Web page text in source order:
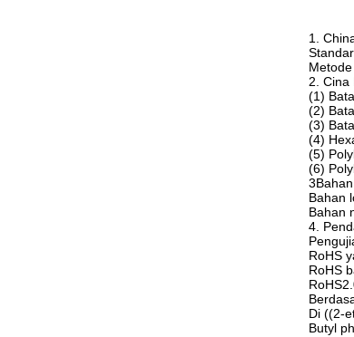
1.
2. Cina
(1)
(2)
(3)
(4)
(5)
(6)
Bahan
Bahan
4.
RoHS
RoHS
Di ((2-
Butyl